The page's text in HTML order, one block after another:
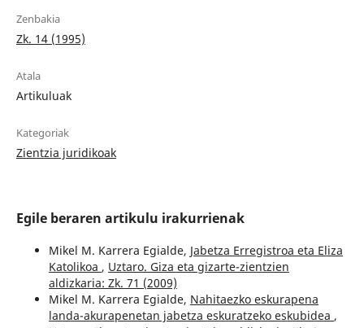
Zenbakia
Zk. 14 (1995)
Atala
Artikuluak
Kategoriak
Zientzia juridikoak
Egile beraren artikulu irakurrienak
Mikel M. Karrera Egialde, Jabetza Erregistroa eta Eliza
Katolikoa , Uztaro. Giza eta gizarte-zientzien
aldizkaria: Zk. 71 (2009)
Mikel M. Karrera Egialde, Nahitaezko eskurapena
landa-akurapenetan jabetza eskuratzeko eskubidea ,